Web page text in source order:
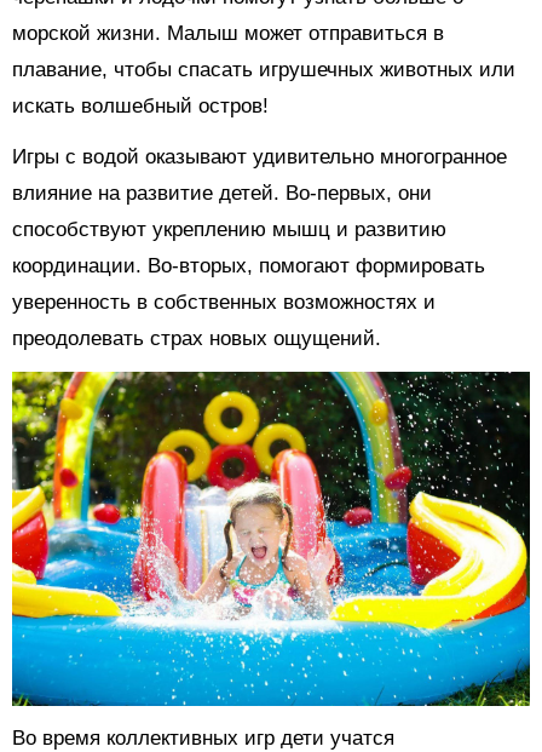
морской жизни. Малыш может отправиться в
плавание, чтобы спасать игрушечных животных или
искать волшебный остров!
Игры с водой оказывают удивительно многогранное
влияние на развитие детей. Во-первых, они
способствуют укреплению мышц и развитию
координации. Во-вторых, помогают формировать
уверенность в собственных возможностях и
преодолевать страх новых ощущений.
Во время коллективных игр дети учатся